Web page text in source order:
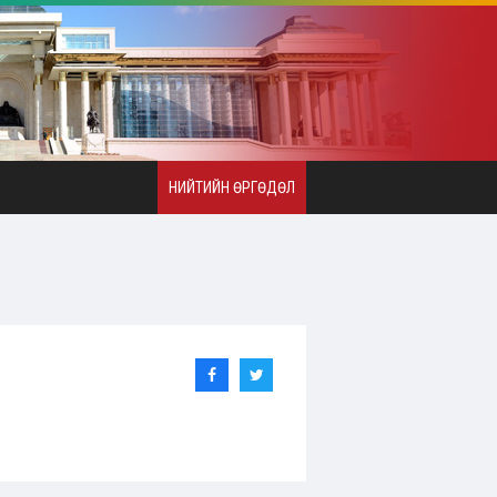
НИЙТИЙН ӨРГӨДӨЛ